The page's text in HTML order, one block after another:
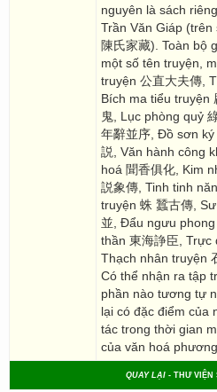
nguyên là sách
Trần Văn Giáp (trên
陳氏家藏). Toàn bộ
một số tên truyện,
truyện 公直大夫傳,
Bích ma tiểu truyện
鬼, Lục phòng quỷ
年辭並序, Đồ sơn
説, Văn hành công
hoá 聞香俱化, Kim
説象傳, Tinh tinh
truyện 蛛 蠶古傳,
並, Đẩu ngưu
thần 東海諍臣, Trực
Thạch nhân truyện
Có thể nhận ra tập
phần nào tương tự
lại có đặc điểm của
tác trong thời gian
của văn hoá
QUAY LẠI - THƯ VIỆN